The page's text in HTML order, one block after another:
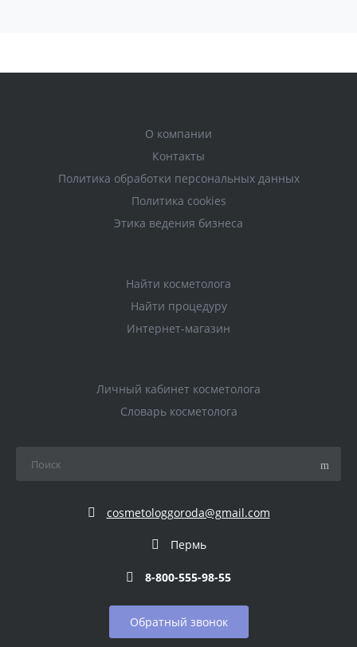
О компании
Контакты
Политика обработки персональных данных
Политика cookies
Этика ведения бизнеса
Найти косметолога
Найти процедуру
Интернет-магазин
Личный кабинет косметолога
Словарь косметолога
cosmetologgoroda@gmail.com
Пермь
8-800-555-98-55
Обратный звонок